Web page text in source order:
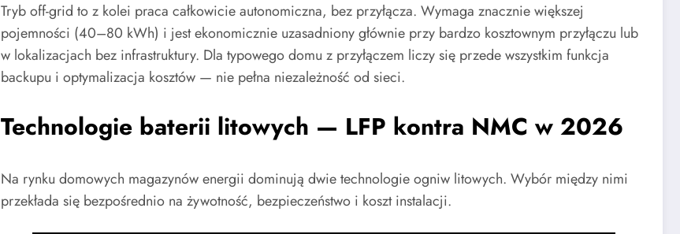
Tryb off-grid to z kolei praca całkowicie autonomiczna, bez przyłącza. Wymaga znacznie większej
pojemności (40–80 kWh) i jest ekonomicznie uzasadniony głównie przy bardzo kosztownym przyłączu lub
w lokalizacjach bez infrastruktury. Dla typowego domu z przyłączem liczy się przede wszystkim funkcja
backupu i optymalizacja kosztów — nie pełna niezależność od sieci.
Technologie baterii litowych — LFP kontra NMC w 2026
Na rynku domowych magazynów energii dominują dwie technologie ogniw litowych. Wybór między nimi
przekłada się bezpośrednio na żywotność, bezpieczeństwo i koszt instalacji.